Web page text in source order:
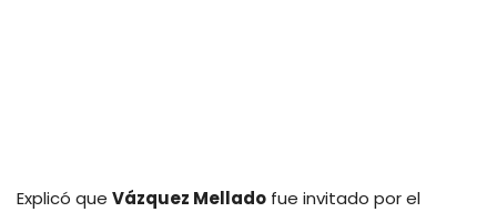
Explicó que Vázquez Mellado fue invitado por el